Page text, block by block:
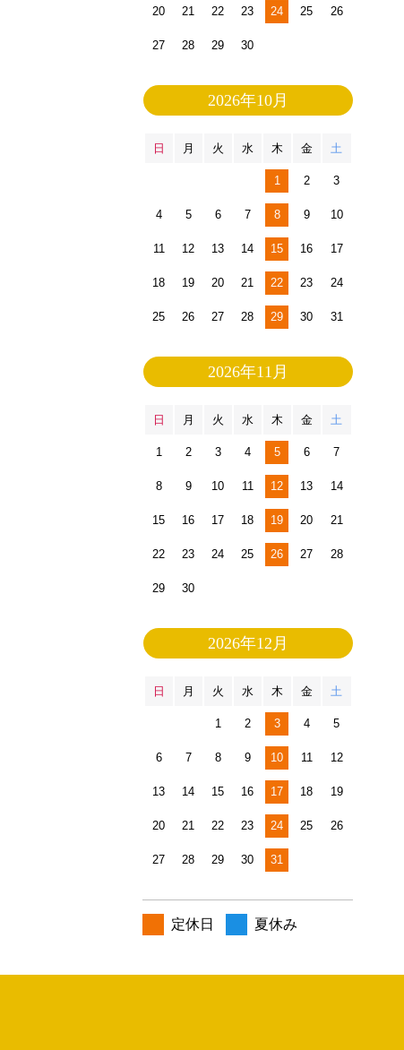
20 21 22 23 24 25 26
27 28 29 30
2026年10月
日 月 火 水 木 金 土
1 2 3
4 5 6 7 8 9 10
11 12 13 14 15 16 17
18 19 20 21 22 23 24
25 26 27 28 29 30 31
2026年11月
日 月 火 水 木 金 土
1 2 3 4 5 6 7
8 9 10 11 12 13 14
15 16 17 18 19 20 21
22 23 24 25 26 27 28
29 30
2026年12月
日 月 火 水 木 金 土
1 2 3 4 5
6 7 8 9 10 11 12
13 14 15 16 17 18 19
20 21 22 23 24 25 26
27 28 29 30 31
定休日 夏休み